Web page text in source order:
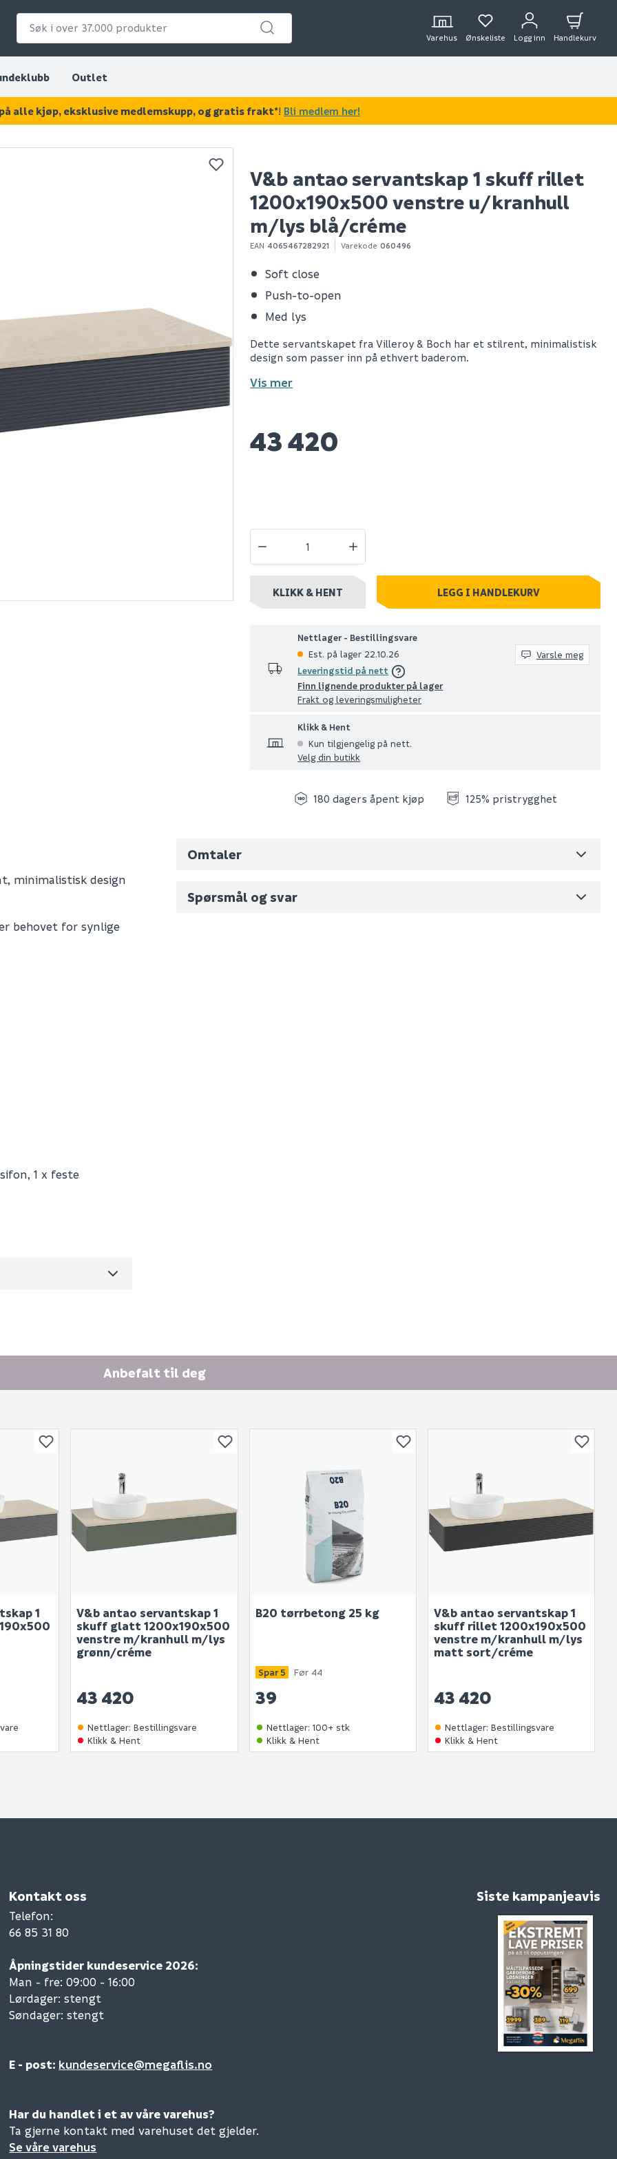
Varehus Ønskeliste Logg inn Handlekurv
Outlet
KAN DISSE VÆRE AV INTERESSE?
1 skuff
m/lys
servantskap 1 skuff
glatt 1200x190x500
venstre m/kranhull
m/lys grønn/créme
B20 tørrbetong 25 kg
39
V&b antao
servantskap 1 skuff
rillet 1200x190x500
V&b antao servantskap 1 skuff rillet
1200x190x500 venstre u/kranhull
m/lys blå/créme
EAN 4065467282921 Varekode 060496
Soft close
Push-to-open
Med lys
Dette servantskapet fra Villeroy & Boch har et stilrent, minimalistisk
design som passer inn på ethvert baderom.
Vis mer
43 420
KLIKK & HENT LEGG I HANDLEKURV
Nettlager - Bestillingsvare
Est. på lager 22.10.26
Leveringstid på nett
Finn lignende produkter på lager
Frakt og leveringsmuligheter
Varsle meg
Klikk & Hent
Kun tilgjengelig på nett.
Velg din butikk
180 dagers åpent kjøp 125% pristrygghet
minimalistisk design
behovet for synlige
1 x feste
per salgsforpakning)
Omtaler
Spørsmål og svar
Anbefalt til deg
1
V&b antao servantskap 1
skuff glatt 1200x190x500
venstre m/kranhull m/lys
grønn/créme
43 420
Nettlager:Bestillingsvare
Klikk & Hent
B20 tørrbetong 25 kg
39
Spar 5 Før 44
Nettlager: 100+ stk
Klikk & Hent
V&b antao servantskap 1
skuff rillet 1200x190x500
venstre m/kranhull m/lys
matt sort/créme
43 420
Nettlager: Bestillingsvare
Klikk & Hent
Kontakt oss
Telefon:
66 85 31 80
Åpningstider kundeservice 2026:
Man - fre: 09:00 - 16:00
Lørdager: stengt
Søndager: stengt
E - post: kundeservice@megaflis.no
Har du handlet i et av våre varehus?
Ta gjerne kontakt med varehuset det gjelder.
Se våre varehus
Siste kampanjeavis
på alle kjøp, eksklusive medlemskupp, og gratis frakt*! Bli medlem her!